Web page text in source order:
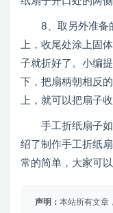
8、取另外准备的
上，收尾处涂上固
子就折好了。小编
下，把扇柄朝相反
上，就可以把扇子
手工折纸扇子如
绍了制作手工折纸
常的简单，大家可
声明： 本站所有文章